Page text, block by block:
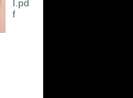
I.pd
f